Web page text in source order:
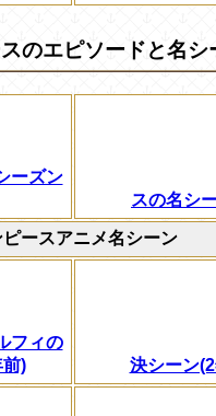
のエピソードと名シ
ーズン
スの名シ
ピースアニメ名シーン
フィの
)
決シーン